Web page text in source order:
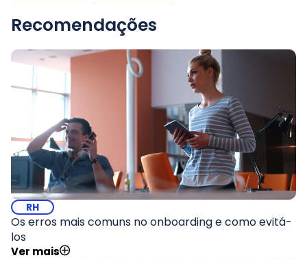
Recomendações
RH
Os erros mais comuns no onboarding e como evitá-
los
Ver mais